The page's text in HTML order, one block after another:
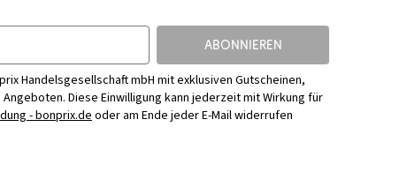
ABONNIEREN
Handelsgesellschaft mbH mit exklusiven Gutscheinen,
Diese Einwilligung kann jederzeit mit Wirkung für
- bonprix.deoder am Ende jeder E-Mail widerrufen